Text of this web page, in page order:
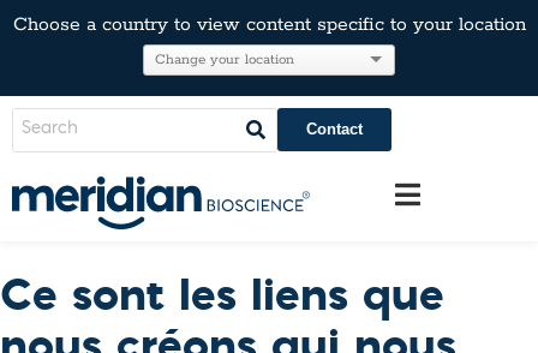
Choose a country to view content specific to your location
Contact
Ce sont les liens que